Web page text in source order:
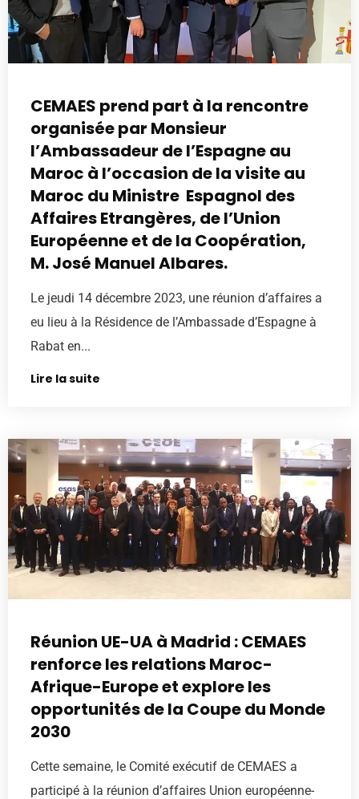
CEMAES prend part à la rencontre
organisée par Monsieur
l’Ambassadeur de l’Espagne au
Maroc à l’occasion de la visite au
Maroc du Ministre Espagnol des
Affaires Etrangères, de l’Union
Européenne et de la Coopération,
M. José Manuel Albares.
Le jeudi 14 décembre 2023, une réunion d’affaires a
eu lieu à la Résidence de l’Ambassade d’Espagne à
Rabat en...
Lire la suite
Réunion UE-UA à Madrid : CEMAES
renforce les relations Maroc-
Afrique-Europe et explore les
opportunités de la Coupe du Monde
2030
Cette semaine, le Comité exécutif de CEMAES a
participé à la réunion d’affaires Union européenne-